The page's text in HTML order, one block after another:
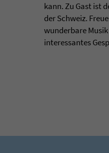
kann. Zu Gast ist
der Schweiz.
wunderbare
interessantes